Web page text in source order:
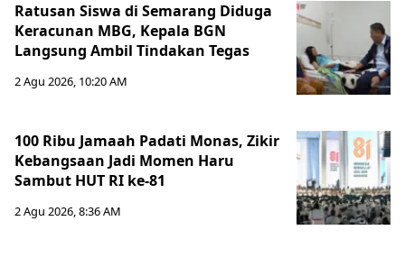
Ratusan Siswa di Semarang Diduga
Keracunan MBG, Kepala BGN
Langsung Ambil Tindakan Tegas
2 Agu 2026, 10:20 AM
100 Ribu Jamaah Padati Monas, Zikir
Kebangsaan Jadi Momen Haru
Sambut HUT RI ke-81
2 Agu 2026, 8:36 AM